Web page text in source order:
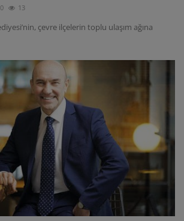
0 13
çevre ilçelerin toplu ulaşım ağına